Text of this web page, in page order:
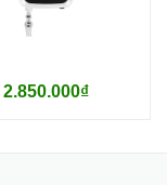
2.850.000₫